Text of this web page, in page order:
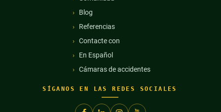
Blog
Referencias
Contacte con
En Español
Cámaras de accidentes
SÍGANOS EN LAS REDES SOCIALES